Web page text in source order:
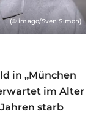
(© imago/Sven Simon)
in „München
im Alter
starb